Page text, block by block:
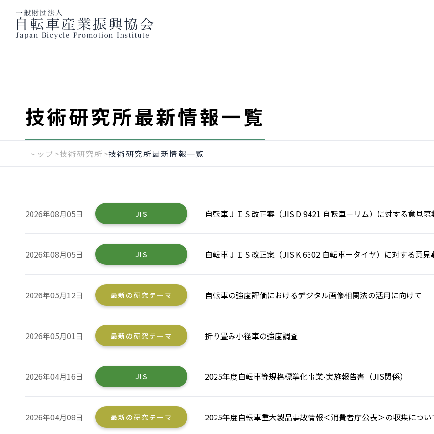
技術研究所最新情報一覧
トップ>技術研究所>技術研究所最新情報一覧
2026年08月05日 JIS 自転車ＪＩＳ改正案（JIS D 9421 自転車－リム）に対する意見募
2026年08月05日 JIS 自転車ＪＩＳ改正案（JIS K 6302 自転車－タイヤ）に対する意見
2026年05月12日 最新の研究テーマ 自転車の強度評価におけるデジタル画像相関法の活用に向けて
2026年05月01日 最新の研究テーマ 折り畳み小径車の強度調査
2026年04月16日 JIS 2025年度自転車等規格標準化事業-実施報告書（JIS関係）
2026年04月08日 最新の研究テーマ 2025年度自転車重大製品事故情報＜消費者庁公表＞の収集につい